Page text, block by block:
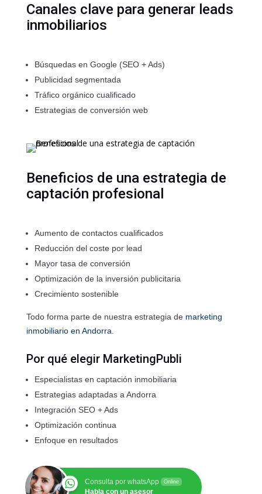
Canales clave para generar leads
inmobiliarios
Búsquedas en Google (SEO + Ads)
Publicidad segmentada
Tráfico orgánico cualificado
Estrategias de conversión web
Beneficios de una estrategia de
captación profesional
Aumento de contactos cualificados
Reducción del coste por lead
Mayor tasa de conversión
Optimización de la inversión publicitaria
Crecimiento sostenible
Todo forma parte de nuestra estrategia de marketing
inmobiliario en Andorra
Por qué elegir MarketingPubli
Especialistas en captación inmobiliaria
Estrategias adaptadas a Andorra
Integración SEO + Ads
Optimización continua
Enfoque en resultados
Consulta por whatsApp Online
Habla con un asesor